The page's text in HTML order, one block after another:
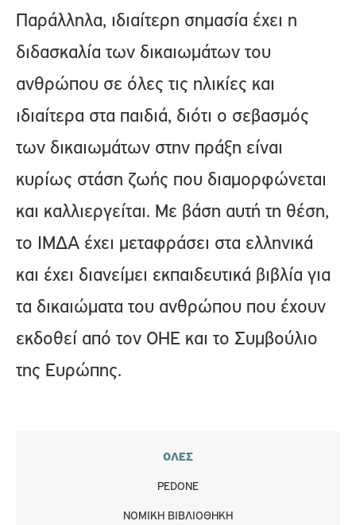
Παράλληλα, ιδιαίτερη σημασία έχει η
διδασκαλία των δικαιωμάτων του
ανθρώπου σε όλες τις ηλικίες και
ιδιαίτερα στα παιδιά, διότι ο σεβασμός
των δικαιωμάτων στην πράξη είναι
κυρίως στάση ζωής που διαμορφώνεται
και καλλιεργείται. Με βάση αυτή τη θέση,
το ΙΜΔΑ έχει μεταφράσει στα ελληνικά
και έχει διανείμει εκπαιδευτικά βιβλία για
τα δικαιώματα του ανθρώπου που έχουν
εκδοθεί από τον ΟΗΕ και το Συμβούλιο
της Ευρώπης.
ΟΛΕΣ
PEDONE
ΝΟΜΙΚΉ ΒΙΒΛΙΟΘΉΚΗ